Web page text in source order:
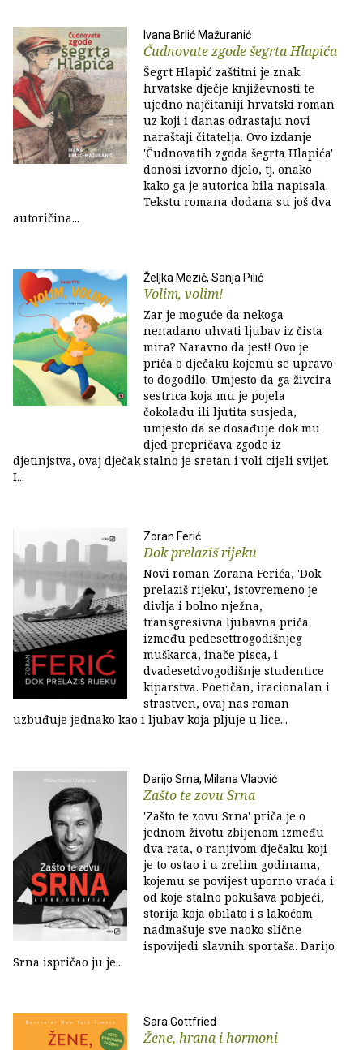
Ivana Brlić Mažuranić
Čudnovate zgode šegrta Hlapića
Šegrt Hlapić zaštitni je znak
hrvatske dječje književnosti te
ujedno najčitaniji hrvatski roman
uz koji i danas odrastaju novi
naraštaji čitatelja. Ovo izdanje
'Čudnovatih zgoda šegrta Hlapića'
donosi izvorno djelo, tj. onako
kako ga je autorica bila napisala.
Tekstu romana dodana su još dva
autoričina...
Željka Mezić, Sanja Pilić
Volim, volim!
Zar je moguće da nekoga
nenadano uhvati ljubav iz čista
mira? Naravno da jest! Ovo je
priča o dječaku kojemu se upravo
to dogodilo. Umjesto da ga živcira
sestrica koja mu je pojela
čokoladu ili ljutita susjeda,
umjesto da se dosađuje dok mu
djed prepričava zgode iz
djetinjstva, ovaj dječak stalno je sretan i voli cijeli svijet.
I...
Zoran Ferić
Dok prelaziš rijeku
Novi roman Zorana Ferića, 'Dok
prelaziš rijeku', istovremeno je
divlja i bolno nježna,
transgresivna ljubavna priča
između pedesettrogodišnjeg
muškarca, inače pisca, i
dvadesetdvogodišnje studentice
kiparstva. Poetičan, iracionalan i
strastven, ovaj nas roman
uzbuđuje jednako kao i ljubav koja pljuje u lice...
Darijo Srna, Milana Vlaović
Zašto te zovu Srna
'Zašto te zovu Srna' priča je o
jednom životu zbijenom između
dva rata, o ranjivom dječaku koji
je to ostao i u zrelim godinama,
kojemu se povijest uporno vraća i
od koje stalno pokušava pobjeći,
storija koja obilato i s lakoćom
nadmašuje sve naoko slične
ispovijedi slavnih sportaša. Darijo
Srna ispričao ju je...
Sara Gottfried
Žene, hrana i hormoni